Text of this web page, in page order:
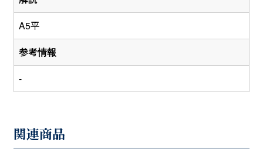
A5平
参考情報
-
関連商品